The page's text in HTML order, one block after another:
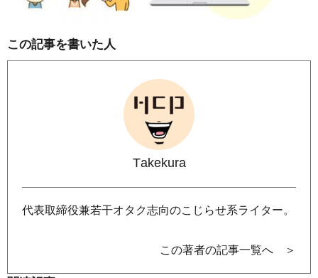
この記事を書いた人
Takekura
代表取締役兼若干オタク志向のこじらせ系ライター。
この著者の記事一覧へ ＞